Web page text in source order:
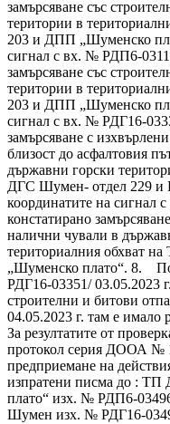
замърсяване със
територии в
203 и ДПП „Шуменско
сигнал с вх. № РДП6-
замърсяване със
територии в
203 и ДПП „Шуменско
сигнал с вх. № РДГ16-
замърсяване с
близост до асфалтовия
държавни горски
ДГС Шумен- отдел 229
координатите на сигнал
констатирано
налични чували в
териториалния обхват
„Шуменско плато“. 8.
РДГ16-03351/ 03.05.2023
строителни и битови
04.05.2023 г. там е
За резултатите от
протокол серия ДООА №
предприемане на
изпратени писма до :
плато“ изх. № РДП6-
Шумен изх. № РДГ16-